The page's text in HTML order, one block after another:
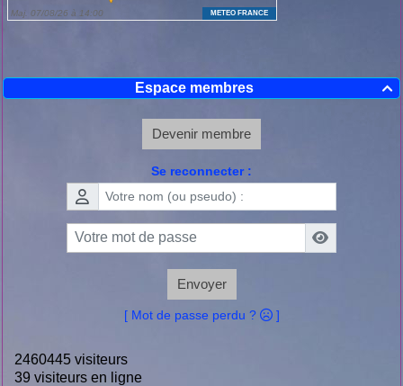

Espace membres
Devenir membre
Se reconnecter :
Envoyer
[ Mot de passe perdu ? ]
2460445 visiteurs
39 visiteurs en ligne